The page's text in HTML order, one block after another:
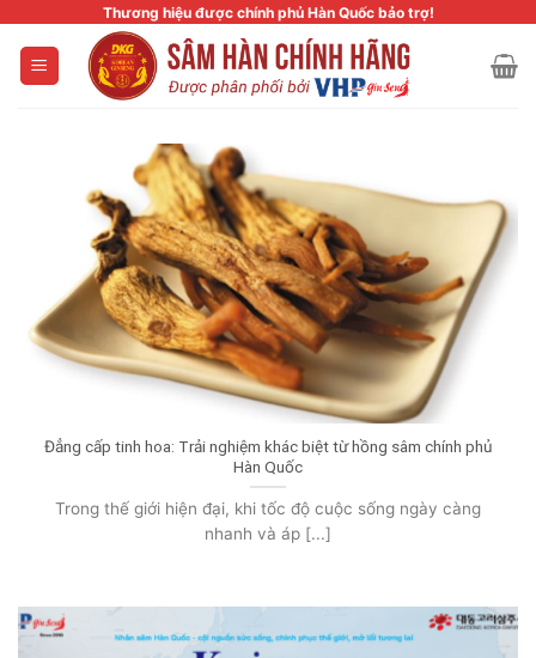
content
Thương hiệu được chính phủ Hàn Quốc bảo trợ!
Đẳng cấp tinh hoa: Trải nghiệm khác biệt từ hồng sâm chính phủ
Hàn Quốc
Trong thế giới hiện đại, khi tốc độ cuộc sống ngày càng
nhanh và áp [...]